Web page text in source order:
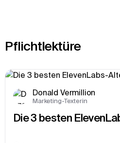
Pflichtlektüre
Donald Vermillion
Marketing-Texterin
Die 3 besten